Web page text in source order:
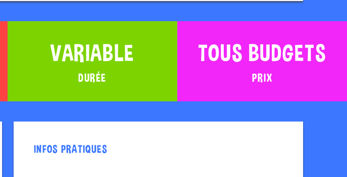
VARIABLE
DURÉE
TOUS BUDGETS
PRIX
INFOS PRATIQUES